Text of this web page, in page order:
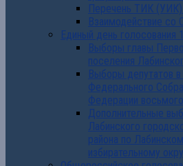
Перечень ТИК (УИК)
Взаимодействие со
Единый день голосования
Выборы главы
поселения
Выборы депутатов
Федерального
Федерации
Дополнительные
Лабинского
района по
избирательному